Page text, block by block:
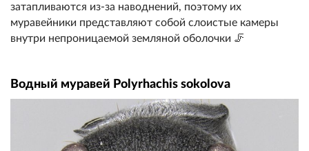
затапливаются из-за наводнений, поэтому их
муравейники представляют собой слоистые камеры
внутри непроницаемой земляной оболочки 🦵
Водный муравей Polyrhachis sokolova